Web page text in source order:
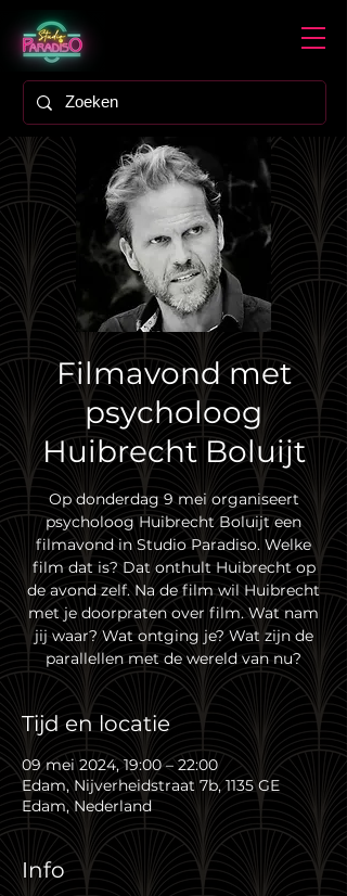
Filmavond met
psycholoog
Huibrecht Boluijt
Op donderdag 9 mei organiseert
psycholoog Huibrecht Boluijt een
filmavond in Studio Paradiso. Welke
film dat is? Dat onthult Huibrecht op
de avond zelf. Na de film wil Huibrecht
met je doorpraten over film. Wat nam
jij waar? Wat ontging je? Wat zijn de
parallellen met de wereld van nu?
Tijd en locatie
09 mei 2024, 19:00 – 22:00
Edam, Nijverheidstraat 7b, 1135 GE
Edam, Nederland
Info